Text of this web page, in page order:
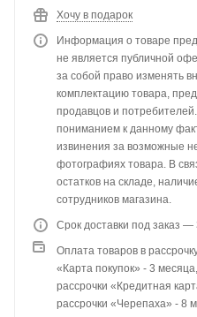
Хочу в подарок
Информация о товаре
не является публичной
за собой право изменять
комплектацию товара,
продавцов и
пониманием к данному
извинения за возможные
фотографиях товара. В
остатков на складе,
сотрудников магазина.
Срок доставки под заказ —
Оплата товаров в
«Карта покупок» - 3
рассрочки «Кредитная
рассрочки «Черепаха» - 8